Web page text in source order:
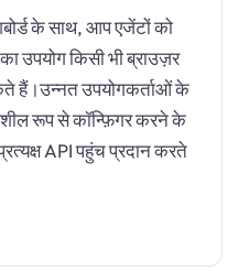
के साथ, आप एजेंटों को
उपयोग किसी भी ब्राउज़र
हैं।उन्नत उपयोगकर्ताओं के
रूप से कॉन्फ़िगर करने के
API पहुंच प्रदान करते